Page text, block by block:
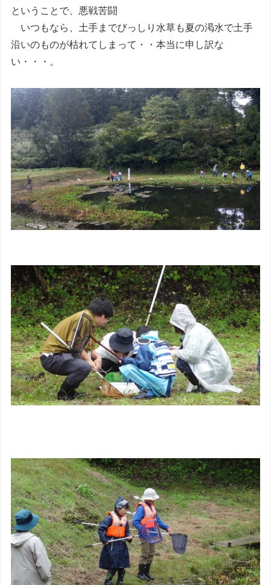
ということで、悪戦苦闘
いつもなら、土手までびっしり水草も夏の渇水で土手
沿いのものが枯れてしまって・・本当に申し訳な
い・・・。